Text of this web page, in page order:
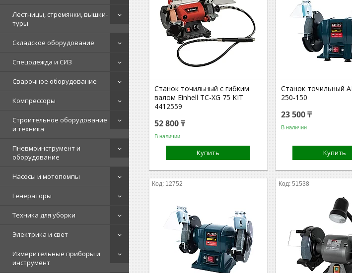
Лестницы, стремянки, вышки-
туры
Складское оборудование
Спецодежда и СИЗ
Сварочное оборудование
Компрессоры
Строительное оборудование
и техника
Пневмоинструмент и
оборудование
Насосы и мотопомпы
Генераторы
Техника для уборки
Электрика и свет
Измерительные приборы и
инструмент
Станок точильный с гибким
валом Einhell TC-XG 75 KIT
4412559
52 800 ₸
В наличии
Купить
Станок точильный
250-150
23 500 ₸
В наличии
Купить
12752 51538